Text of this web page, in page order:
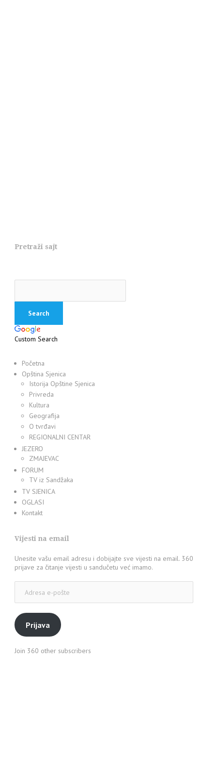
Pretraži sajt
Custom Search
Početna
Opština Sjenica
Istorija Opštine Sjenica
Privreda
Kultura
Geografija
O tvrđavi
REGIONALNI CENTAR
JEZERO
ZMAJEVAC
FORUM
TV iz Sandžaka
TV SJENICA
OGLASI
Kontakt
Vijesti na email
Unesite vašu email adresu i dobijajte sve vijesti na email. 360
prijave za čitanje vijesti u sandučetu već imamo.
pošte
Prijava
Join 360 other subscribers